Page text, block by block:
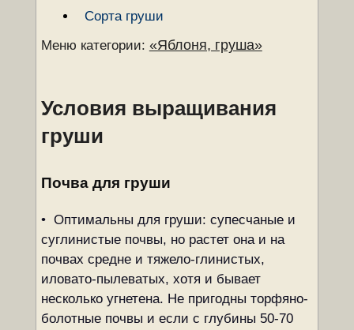
Сорта груши
Меню категории: «Яблоня, груша»
Условия выращивания
груши
Почва для груши
• Оптимальны для груши: супесчаные и
суглинистые почвы, но растет она и на
почвах средне­ и тяжело-глинистых,
иловато­-пылеватых, хотя и бывает
несколько угнетена. Не пригодны торфяно-
болотные почвы и если с глубины 50-70